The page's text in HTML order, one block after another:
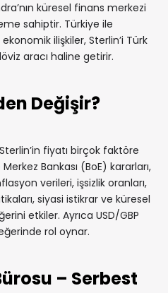
küresel finans merkezi
sahiptir. Türkiye ile
ilişkiler, Sterlin’i Türk
aracı haline getirir.
Değişir?
fiyatı birçok faktöre
Bankası (BoE) kararları,
verileri, işsizlik oranları,
siyasi istikrar ve küresel
etkiler. Ayrıca USD/GBP
rol oynar.
– Serbest